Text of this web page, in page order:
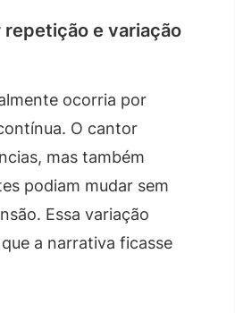
e variação
ocorria por
O cantor
mas também
podiam mudar sem
Essa variação
a narrativa ficasse